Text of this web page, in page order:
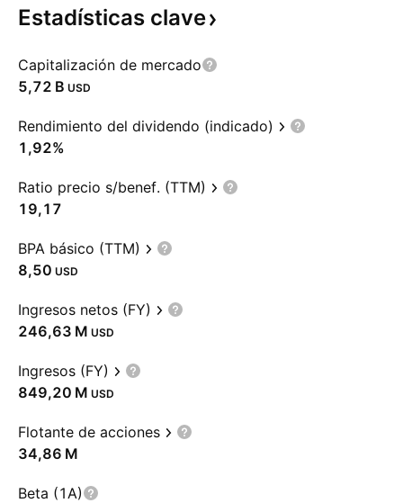
Estadísticas clave
Capitalización de mercado
‪5,72 B‬ USD
Rendimiento del dividendo (indicado)
1,92%
Ratio precio s/benef. (TTM)
19,17
BPA básico (TTM)
8,50 USD
Ingresos netos (FY)
‪246,63 M‬ USD
Ingresos (FY)
‪849,20 M‬ USD
Flotante de acciones
‪34,86 M‬
Beta (1A)